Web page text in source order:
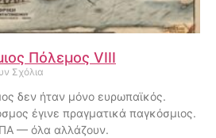
Πόλεμος VIII
Σχόλια
δεν ήταν μόνο ευρωπαϊκός.
έγινε πραγματικά παγκόσμιος.
— όλα αλλάζουν.